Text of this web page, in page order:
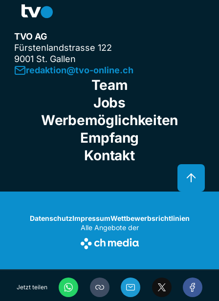
Jetzt teilen
TVO AG
Fürstenlandstrasse 122
9001 St. Gallen
redaktion@tvo-online.ch
Team
Jobs
Werbemöglichkeiten
Empfang
Kontakt
DatenschutzImpressumWettbewerbsrichtlinien
Alle Angebote der